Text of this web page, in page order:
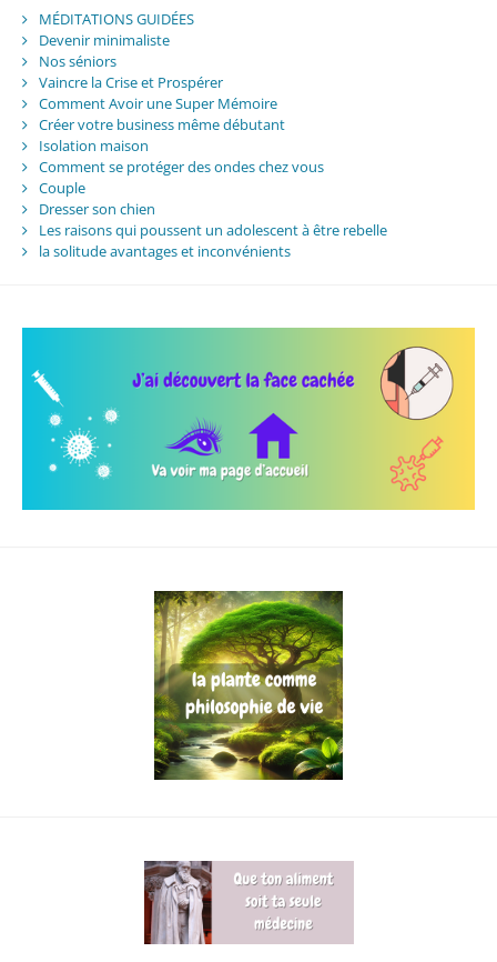
MÉDITATIONS GUIDÉES
Devenir minimaliste
Nos séniors
Vaincre la Crise et Prospérer
Comment Avoir une Super Mémoire
Créer votre business même débutant
Isolation maison
Comment se protéger des ondes chez vous
Couple
Dresser son chien
Les raisons qui poussent un adolescent à être rebelle
la solitude avantages et inconvénients